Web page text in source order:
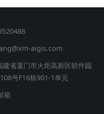
aigis.com
建省厦门市火炬高新区软件园
号F16栋901-1单元
箱